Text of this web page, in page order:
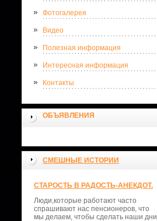
Фотогалерея
Видео
Полезная информация
Интересная информация
Контакты
ОБЪЯВЛЕНИЯ
СМЕШНЫЕ ИСТОРИИ
СТАРОСТЬ В РАДОСТЬ-АНЕКДОТ.
Люди,которые работают часто
спрашивают нас пенсионеров, что
мы делаем, чтобы сделать наши дни